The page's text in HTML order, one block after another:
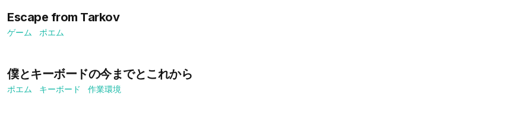
Escape from Tarkov
ゲーム ポエム
僕とキーボードの今までとこれから
ポエム キーボード 作業環境